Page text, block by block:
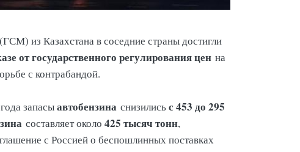
из Казахстана в соседние страны достигли
от государственного регулирования цен на
с контрабандой.
запасыавтобензина снизилисьс 453 до 295
составляет около 425 тысяч тонн,
с Россией о беспошлинных поставках